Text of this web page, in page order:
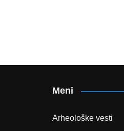
Meni
Arheološke vesti